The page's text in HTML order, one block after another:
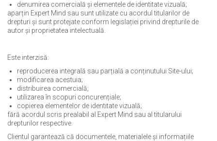
denumirea comercială și elementele de identitate vizuală;
aparțin Expert Mind sau sunt utilizate cu acordul titularilor de
drepturi și sunt protejate conform legislației privind drepturile de
autor și proprietatea intelectuală.
Este interzisă:
reproducerea integrală sau parțială a conținutului Site-ului;
modificarea acestuia;
distribuirea comercială;
utilizarea în scopuri concurențiale;
copierea elementelor de identitate vizuală;
fără acordul scris prealabil al Expert Mind sau al titularului
drepturilor respective.
Clientul garantează că documentele, materialele și informațiile